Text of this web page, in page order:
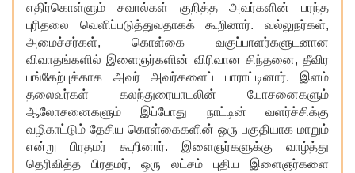
எதிர்கொள்ளும் சவால்கள் குறித்த அவர்களின் பரந்த
புரிதலை வெளிப்படுத்துவதாகக் கூறினார். வல்லுநர்கள்,
அமைச்சர்கள், கொள்கை வகுப்பாளர்களுடனான
விவாதங்களில் இளைஞர்களின் விரிவான சிந்தனை, தீவிர
பங்கேற்புக்காக அவர் அவர்களைப் பாராட்டினார். இளம்
தலைவர்கள் கலந்துரையாடலின் யோசனைகளும்
ஆலோசனைகளும் இப்போது நாட்டின் வளர்ச்சிக்கு
வழிகாட்டும் தேசிய கொள்கைகளின் ஒரு பகுதியாக மாறும்
என்று பிரதமர் கூறினார். இளைஞர்களுக்கு வாழ்த்து
தெரிவித்த பிரதமர், ஒரு லட்சம் புதிய இளைஞர்களை